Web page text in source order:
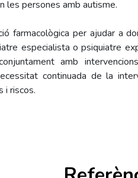
les persones amb autisme.
farmacològica per ajudar a
especialista o psiquiatre
amb
continuada de la
i riscos.